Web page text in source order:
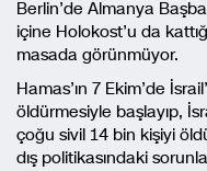
Berlin’de Almanya
içine Holokost’u da
masada görünmüyor.
Hamas’ın 7 Ekim’de
öldürmesiyle başlayıp,
çoğu sivil 14 bin kişiyi
dış politikasındaki